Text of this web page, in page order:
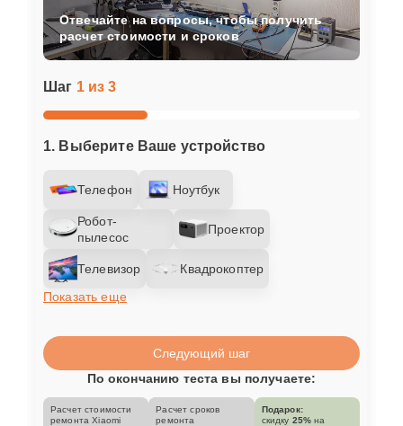
Шаг 1 из 3
1. Выберите Ваше устройство
Телефон Ноутбук
Робот-
пылесос
Проектор
Телевизор
Квадрокоптер
Показать еще
Отвечайте на вопросы, чтобы получить
расчет стоимости и сроков
Следующий шаг
По окончанию теста вы получаете:
Расчет стоимости
ремонта Xiaomi
Расчет сроков
ремонта
Подарок:
скидку 25% на